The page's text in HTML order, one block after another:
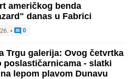
američkog benda
danas u Fabrici
• 0
Trgu galerija: Ovog četvrtka
poslastičarnicama - slatki
lepom plavom Dunavu